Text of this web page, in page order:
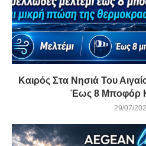
Καιρός Στα Νησιά Του
Έως 8 Μποφόρ
29/07/